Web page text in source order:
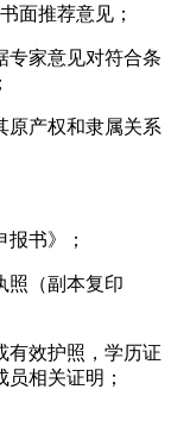
面推荐意见；
专家意见对符合条
原产权和隶属关系
报书》；
照（副本复印
有效护照，学历证
相关证明；